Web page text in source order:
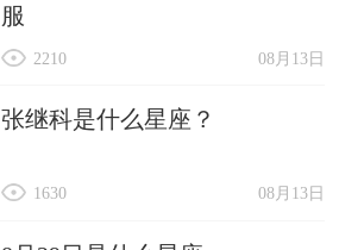
服
08月13日
2210
张继科是什么星座？
08月13日
1630